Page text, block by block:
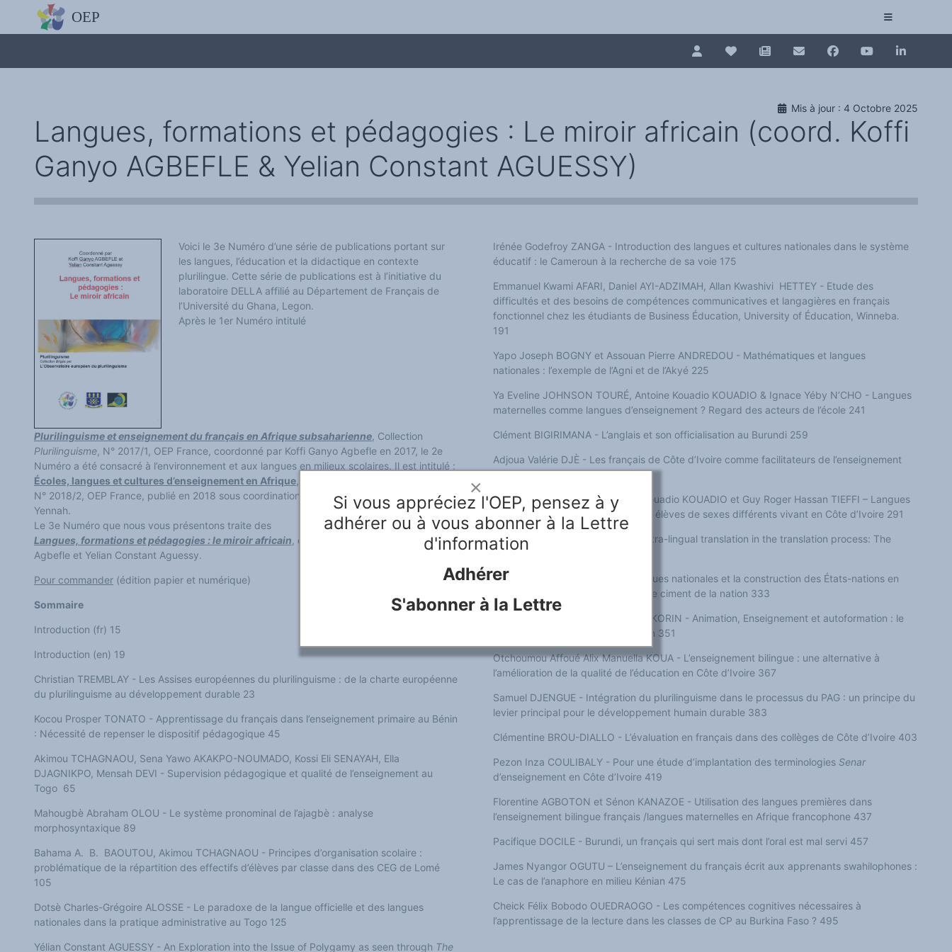
La Collection plurilinguisme sur CAIRN
Contacter l'OEP
Proposer une action
Demander un stage
Régles de confidentialité
LES ACTIONS
Colloques de ou avec l'OEP
Les éditos de l'OEP
Une cagnotte pour installer le plurilinguisme à l'université
PÔLE RECHERCHE
Colloques et séminaires
Classement thématique
Annuaire des chercheurs sur le plurilinguisme
Instituts et centres de recherche
L'OEP et le plurilinguisme sur CAIRN
LES FONDAMENTAUX
Langues et géopolitique - L'avenir des langues
Multilinguismes et plurilinguismes
Langues et histoire
Langues, sciences et philosophie
Science ouverte
Langues et pouvoirs
Terminologie
Textes de référence
DOSSIERS THÉMATIQUES
Education et recherche
Culture et industries culturelles
Economique et social
International
Accès au dictionnaire des anglicismes
Accès à la banque de données Relations internationales
ACTUALITÉS/EVENEMENTS
Manifestations
Chroniques et humeurs
Morceaux choisis
Annonces
Anglicismes-anglicisation
Langues, formations et pédagogies : Le miroir africain (coord. Koffi
Ganyo AGBEFLE & Yelian Constant AGUESSY)
Mis à jour : 4 Octobre 2025
Voici le 3e Numéro d’une série de publications portant sur
les langues, l’éducation et la didactique en contexte
plurilingue. Cette série de publications est à l’initiative du
laboratoire DELLA affilié au Département de Français de
l’Université du Ghana, Legon.
Après le 1er Numéro intitulé
Plurilinguisme et enseignement du français en Afrique subsaharienne, Collection
Plurilinguisme, N° 2017/1, OEP France, coordonné par Koffi Ganyo Agbefle en 2017, le 2e
Numéro a été consacré à l’environnement et aux langues en milieux scolaires. Il est intitulé :
Écoles, langues et cultures d’enseignement en Afrique, Collection
N° 2018/2, OEP France, publié en 2018 sous coordination de Koffi. Ganyo Agbefle & Robert
Yennah.
Le 3e Numéro que nous vous présentons traite des
Langues, formations et pédagogies : le miroir africain, et est coordonné par Koffi Ganyo
Agbefle et Yelian Constant Aguessy.
Pour commander (édition papier et numérique)
Sommaire
Introduction (fr) 15
Introduction (en) 19
Christian TREMBLAY - Les Assises européennes du plurilinguisme : de la charte européenne
du plurilinguisme au développement durable 23
Kocou Prosper TONATO - Apprentissage du français dans l’enseignement primaire au Bénin
: Nécessité de repenser le dispositif pédagogique 45
Akimou TCHAGNAOU, Sena Yawo AKAKPO-NOUMADO, Kossi Eli SENAYAH, Ella
DJAGNIKPO, Mensah DEVI - Supervision pédagogique et qualité de l’enseignement au
Togo 65
Mahougbè Abraham OLOU - Le système pronominal de l’ajagbè : analyse
morphosyntaxique 89
Bahama A. B. BAOUTOU, Akimou TCHAGNAOU - Principes d’organisation scolaire :
problématique de la répartition des effectifs d’élèves par classe dans des CEG de Lomé
105
Dotsè Charles-Grégoire ALOSSE - Le paradoxe de la langue officielle et des langues
nationales dans la pratique administrative au Togo 125
Yélian Constant AGUESSY - An Exploration into the Issue of Polygamy as seen through The
Irénée Godefroy ZANGA - Introduction des langues et cultures nationales dans le système
éducatif : le Cameroun à la recherche de sa voie 175
Emmanuel Kwami AFARI, Daniel AYI-ADZIMAH, Allan Kwashivi HETTEY - Etude des
difficultés et des besoins de compétences communicatives et langagières en français
fonctionnel chez les étudiants de Business Éducation, University of Éducation, Winneba.
191
Yapo Joseph BOGNY et Assouan Pierre ANDREDOU - Mathématiques et langues
nationales : l’exemple de l’Agni et de l’Akyé 225
Ya Eveline JOHNSON TOURÉ, Antoine Kouadio KOUADIO & Ignace Yéby N’CHO - Langues
maternelles comme langues d’enseignement ? Regard des acteurs de l’école 241
Clément BIGIRIMANA - L’anglais et son officialisation au Burundi 259
Adjoua Valérie DJÈ - Les français de Côte d’Ivoire comme facilitateurs de l’enseignement
dans des classes ivoiriennes 275
Bruno Kouakou KANGA, Antoine Kouadio KOUADIO et Guy Roger Hassan TIEFFI – Langues
maternelles et profils scolaires des élèves de sexes différents vivant en Côte d’Ivoire 291
Albert Antwi BOASIAKO – Fixing intra-lingual translation in the translation process: The
problem of equivalence 313
Métan Touré BIENVENU - Les langues nationales et la construction des États-nations en
Afrique : quand la langue devient le ciment de la nation 333
Alani SOULEYMANE et Kokou YAOKORIN - Animation, Enseignement et autoformation : le
rôle de l’Alliance française à Ibadan 351
Otchoumou Affoué Alix Manuella KOUA - L’enseignement bilingue : une alternative à
l’amélioration de la qualité de l’éducation en Côte d’Ivoire 367
Samuel DJENGUE - Intégration du plurilinguisme dans le processus du PAG : un principe du
levier principal pour le développement humain durable 383
Clémentine BROU-DIALLO - L’évaluation en français dans des collèges de Côte d’Ivoire 403
Pezon Inza COULIBALY - Pour une étude d’implantation des terminologies Senar
d’enseignement en Côte d’Ivoire 419
Florentine AGBOTON et Sénon KANAZOE - Utilisation des langues premières dans
l’enseignement bilingue français /langues maternelles en Afrique francophone 437
Pacifique DOCILE - Burundi, un français qui sert mais dont l’oral est mal servi 457
James Nyangor OGUTU – L’enseignement du français écrit aux apprenants swahilophones :
Le cas de l’anaphore en milieu Kénian 475
Cheick Félix Bobodo OUEDRAOGO - Les compétences cognitives nécessaires à
l’apprentissage de la lecture dans les classes de CP au Burkina Faso ? 495
×
Si vous appréciez l'OEP, pensez à y
adhérer ou à vous abonner à la Lettre
d'information
Adhérer
S'abonner à la Lettre